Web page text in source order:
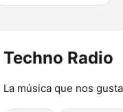
Techno Radio
La música que nos